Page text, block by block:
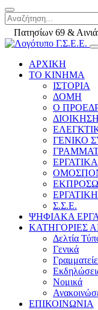
Πατησίων 69 &
ΑΡΧΙΚΗ
ΤΟ ΚΙΝΗΜΑ
ΙΣΤΟΡΙΑ
ΔΟΜΗ
Ο
ΔΙΟΙΚΗΣΗ
ΓΕΝΙΚΟ
Σ.Σ.Ε.
ΨΗΦΙΑΚΑ
ΚΑΤΗΓΟΡΙΕΣ
Δελτία
Γενικά
Νομικά
ΕΠΙΚΟΙΝΩΝΙΑ